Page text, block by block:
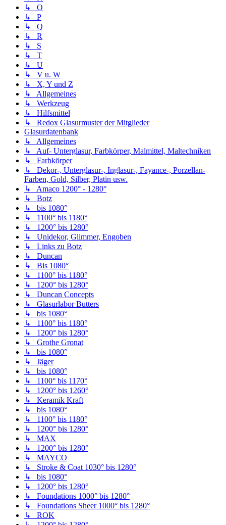
↳ O
↳ P
↳ Q
↳ R
↳ S
↳ T
↳ U
↳ V u. W
↳ X, Y und Z
↳ Allgemeines
↳ Werkzeug
↳ Hilfsmittel
↳ Redox Glasurmuster der Mitglieder
Glasurdatenbank
↳ Allgemeines
↳ Auf- Unterglasur, Farbkörper, Malmittel, Maltechniken
↳ Farbkörper
↳ Dekor-, Unterglasur-, Inglasur-, Fayance-, Porzellan-
Farben, Gold, Silber, Platin usw.
↳ Amaco 1200° - 1280°
↳ Botz
↳ bis 1080°
↳ 1100° bis 1180°
↳ 1200° bis 1280°
↳ Unidekor, Glimmer, Engoben
↳ Links zu Botz
↳ Duncan
↳ Bis 1080°
↳ 1100° bis 1180°
↳ 1200° bis 1280°
↳ Duncan Concepts
↳ Glasurlabor Butters
↳ bis 1080°
↳ 1100° bis 1180°
↳ 1200° bis 1280°
↳ Grothe Gronat
↳ bis 1080°
↳ Jäger
↳ bis 1080°
↳ 1100° bis 1170°
↳ 1200° bis 1260°
↳ Keramik Kraft
↳ bis 1080°
↳ 1100° bis 1180°
↳ 1200° bis 1280°
↳ MAX
↳ 1200° bis 1280°
↳ MAYCO
↳ Stroke & Coat 1030° bis 1280°
↳ bis 1080°
↳ 1200° bis 1280°
↳ Foundations 1000° bis 1280°
↳ Foundations Sheer 1000° bis 1280°
↳ ROK